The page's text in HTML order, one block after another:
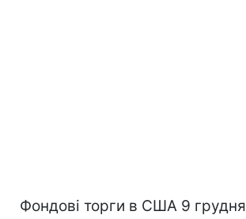
Фондові торги в США 9 грудня